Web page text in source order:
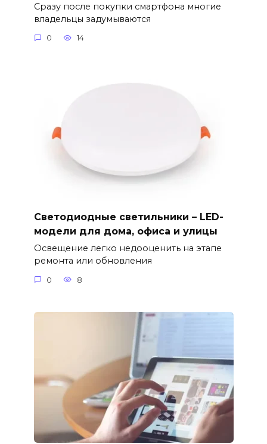
Сразу после покупки смартфона многие
владельцы задумываются
0 14
Светодиодные светильники – LED-
модели для дома, офиса и улицы
Освещение легко недооценить на этапе
ремонта или обновления
0 8